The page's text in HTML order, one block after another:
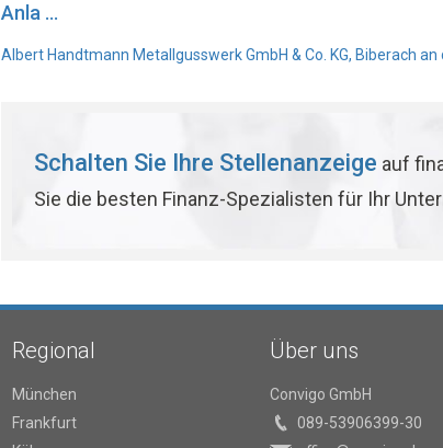
Anla ...
Albert Handtmann Metallgusswerk GmbH & Co. KG, Biberach an
Schalten Sie Ihre Stellenanzeige auf
Sie die besten Finanz-Spezialisten für Ihr
Regional
München
Frankfurt
Über uns
Convigo GmbH
089-53906399-30